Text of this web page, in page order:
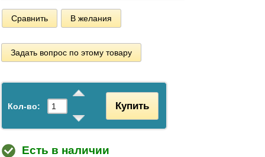
Сравнить В желания
Задать вопрос по этому товару
Кол-во: Купить
Есть в наличии